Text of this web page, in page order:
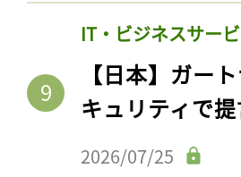
IT・ビジネスサー
【日本】ガー
キュリティで
2026/07/25